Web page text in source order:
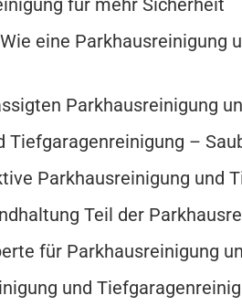
für mehr Sicherheit
eine Parkhausreinigung
Parkhausreinigung
Tiefgaragenreinigung –
Parkhausreinigung und
Teil der
für Parkhausreinigung
und